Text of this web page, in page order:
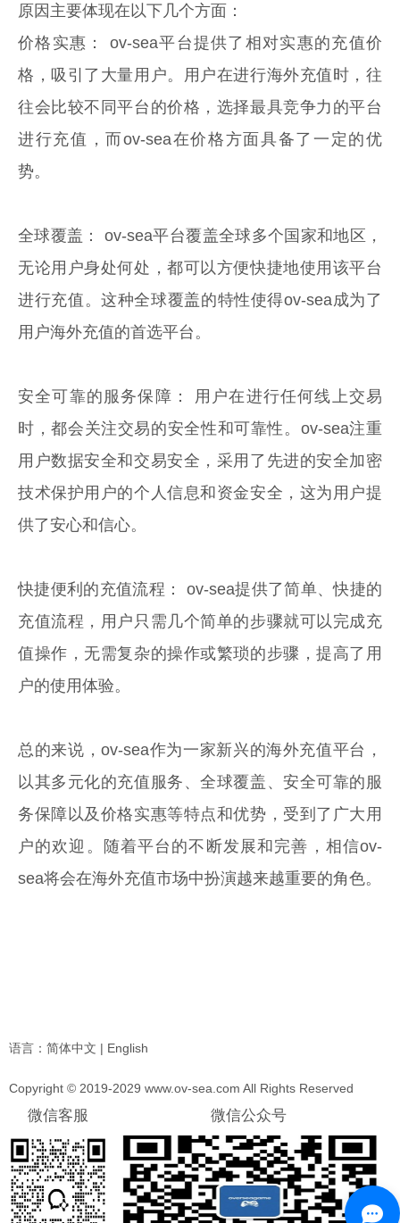
原因主要体现在以下几个方面：
价格实惠： ov-sea平台提供了相对实惠的充值价
格，吸引了大量用户。用户在进行海外充值时，往
往会比较不同平台的价格，选择最具竞争力的平台
进行充值，而ov-sea在价格方面具备了一定的优
势。
全球覆盖： ov-sea平台覆盖全球多个国家和地区，
无论用户身处何处，都可以方便快捷地使用该平台
进行充值。这种全球覆盖的特性使得ov-sea成为了
用户海外充值的首选平台。
安全可靠的服务保障： 用户在进行任何线上交易
时，都会关注交易的安全性和可靠性。ov-sea注重
用户数据安全和交易安全，采用了先进的安全加密
技术保护用户的个人信息和资金安全，这为用户提
供了安心和信心。
快捷便利的充值流程： ov-sea提供了简单、快捷的
充值流程，用户只需几个简单的步骤就可以完成充
值操作，无需复杂的操作或繁琐的步骤，提高了用
户的使用体验。
总的来说，ov-sea作为一家新兴的海外充值平台，
以其多元化的充值服务、全球覆盖、安全可靠的服
务保障以及价格实惠等特点和优势，受到了广大用
户的欢迎。随着平台的不断发展和完善，相信ov-
sea将会在海外充值市场中扮演越来越重要的角色。
语言： 简体中文 | English
Copyright © 2019-2029 www.ov-sea.com All Rights Reserved
微信客服 微信公众号